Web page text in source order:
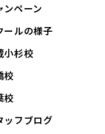
ンペーン
ールの様子
小杉校
校
校
ッフブログ